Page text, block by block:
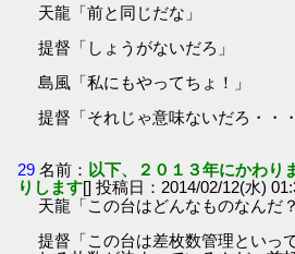
天龍「前と同じだな」
提督「しょうがないだろ」
島風「私にもやってちょ！」
提督「それじゃ意味ないだろ・・・
29 名前： 以下、２０１３年にかわり
りします[] 投稿日：2014/02/12(水)
天龍「この台はどんなものなんだ？
提督「この台は差枚数管理といっ